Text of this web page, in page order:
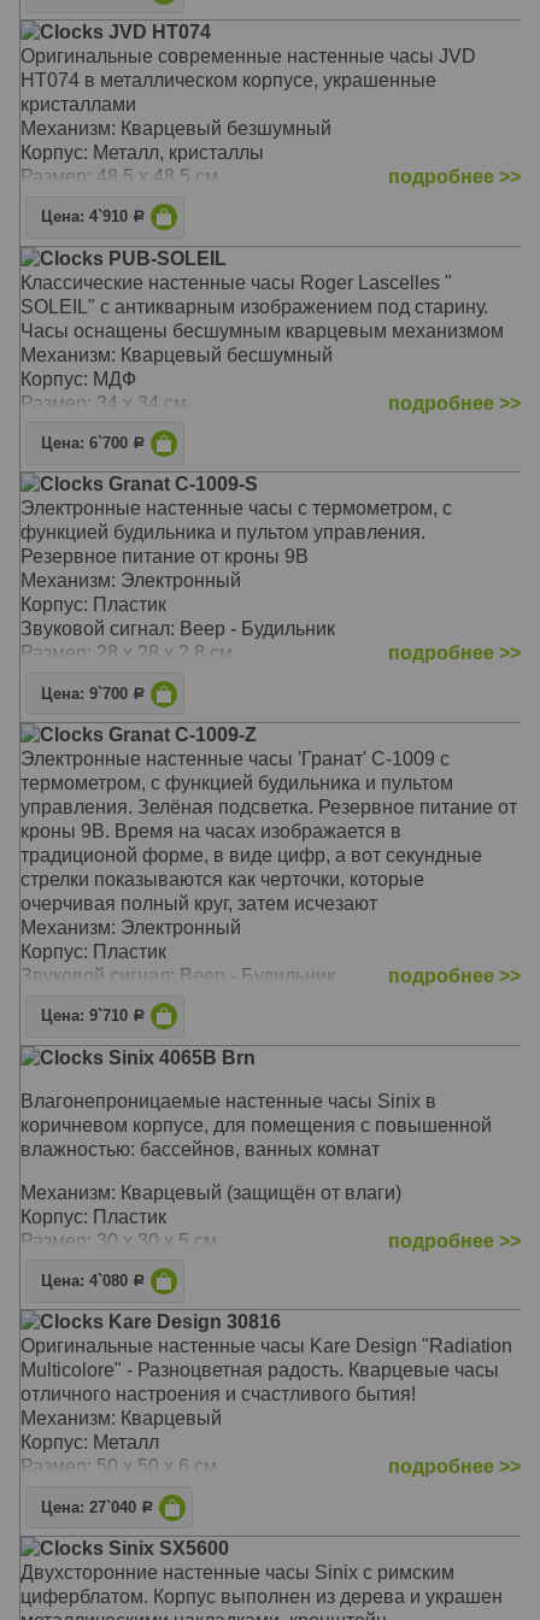
Clocks JVD HT074
Оригинальные современные настенные часы JVD
HT074 в металлическом корпусе, украшенные
кристаллами
Механизм: Кварцевый безшумный
Корпус: Металл, кристаллы
Размер: 48,5 х 48,5 см
подробнее >>
Цена: 4`910 Р
Clocks PUB-SOLEIL
Классические настенные часы Roger Lascelles "
SOLEIL" с антикварным изображением под старину.
Часы оснащены бесшумным кварцевым механизмом
Механизм: Кварцевый бесшумный
Корпус: МДФ
Размер: 34 х 34 см
подробнее >>
Цена: 6`700 Р
Clocks Granat C-1009-S
Электронные настенные часы с термометром, с
функцией будильника и пультом управления.
Резервное питание от кроны 9В
Механизм: Электронный
Корпус: Пластик
Звуковой сигнал: Beep - Будильник
Размер: 28 x 28 x 2,8 см
подробнее >>
Цена: 9`700 Р
Clocks Granat C-1009-Z
Электронные настенные часы 'Гранат' С-1009 с
термометром, с функцией будильника и пультом
управления. Зелёная подсветка. Резервное питание от
кроны 9В. Время на часах изображается в
традиционой форме, в виде цифр, а вот секундные
стрелки показываются как черточки, которые
очерчивая полный круг, затем исчезают
Механизм: Электронный
Корпус: Пластик
Звуковой сигнал: Beep - Будильник
Размер: 28 x 28 x 2,8 см
подробнее >>
Цена: 9`710 Р
Clocks Sinix 4065B Brn
Влагонепроницаемые настенные часы Sinix в
коричневом корпусе, для помещения с повышенной
влажностью: бассейнов, ванных комнат
Механизм: Кварцевый (защищён от влаги)
Корпус: Пластик
Размер: 30 х 30 х 5 см
подробнее >>
Цена: 4`080 Р
Clocks Kare Design 30816
Оригинальные настенные часы Kare Design "Radiation
Multicolore" - Разноцветная радость. Кварцевые часы
отличного настроения и счастливого бытия!
Механизм: Кварцевый
Корпус: Металл
Размер: 50 х 50 х 6 см
подробнее >>
Цена: 27`040 Р
Clocks Sinix SX5600
Двухсторонние настенные часы Sinix с римским
циферблатом. Корпус выполнен из дерева и украшен